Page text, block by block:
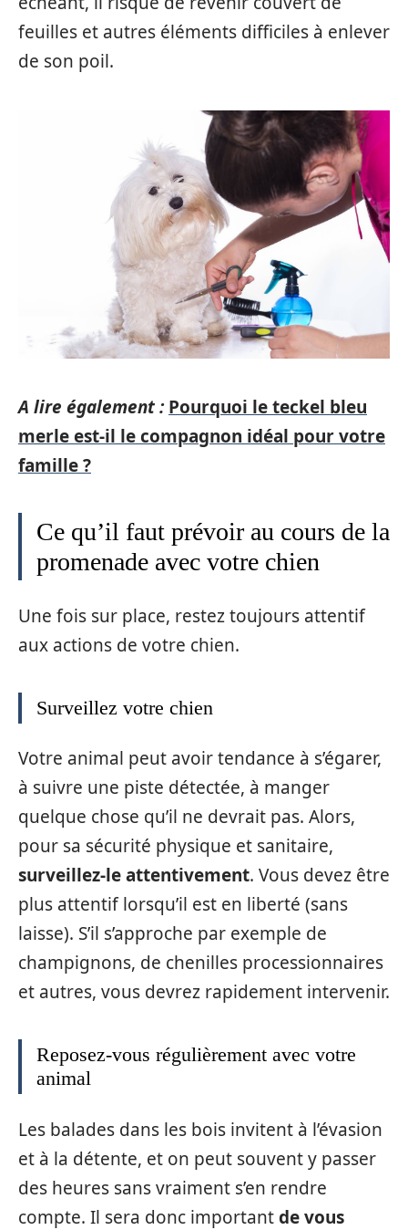
feuilles et autres éléments difficiles à enlever
de son poil.
A lire également : Pourquoi le teckel bleu
merle est-il le compagnon idéal pour votre
famille ?
Ce qu’il faut prévoir au cours de la
promenade avec votre chien
Une fois sur place, restez toujours attentif
aux actions de votre chien.
Surveillez votre chien
Votre animal peut avoir tendance à s’égarer,
à suivre une piste détectée, à manger
quelque chose qu’il ne devrait pas. Alors,
pour sa sécurité physique et sanitaire,
surveillez-le attentivement. Vous devez être
plus attentif lorsqu’il est en liberté (sans
laisse). S’il s’approche par exemple de
champignons, de chenilles processionnaires
et autres, vous devrez rapidement intervenir.
Reposez-vous régulièrement avec votre
animal
Les balades dans les bois invitent à l’évasion
et à la détente, et on peut souvent y passer
des heures sans vraiment s’en rendre
compte. Il sera donc importantde vous